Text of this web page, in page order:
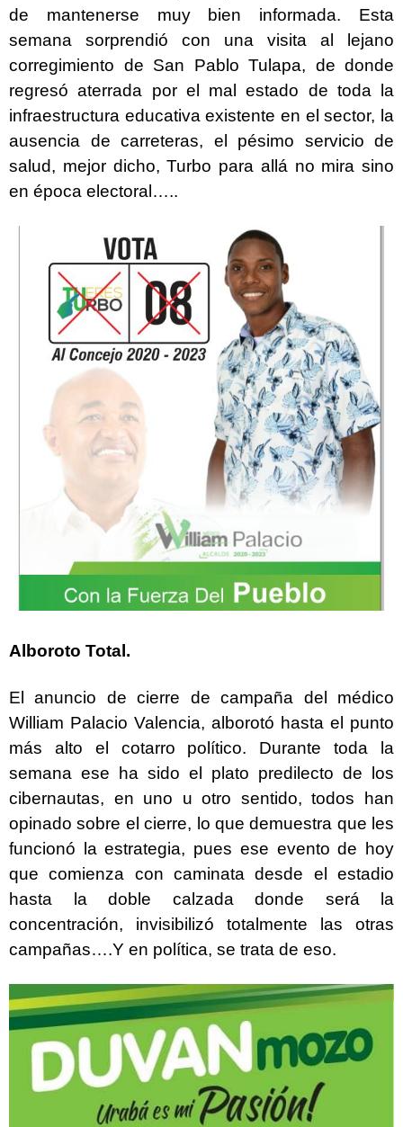
de mantenerse muy bien informada. Esta
semana sorprendió con una visita al lejano
corregimiento de San Pablo Tulapa, de donde
regresó aterrada por el mal estado de toda la
infraestructura educativa existente en el sector, la
ausencia de carreteras, el pésimo servicio de
salud, mejor dicho, Turbo para allá no mira sino
en época electoral…..
Alboroto Total.
El anuncio de cierre de campaña del médico
William Palacio Valencia, alborotó hasta el punto
más alto el cotarro político. Durante toda la
semana ese ha sido el plato predilecto de los
cibernautas, en uno u otro sentido, todos han
opinado sobre el cierre, lo que demuestra que les
funcionó la estrategia, pues ese evento de hoy
que comienza con caminata desde el estadio
hasta la doble calzada donde será la
concentración, invisibilizó totalmente las otras
campañas….Y en política, se trata de eso.